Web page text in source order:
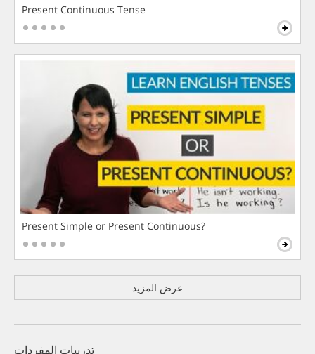
Present Continuous Tense
Present Simple or Present Continuous?
عرض المزيد
تدريبات المفردات